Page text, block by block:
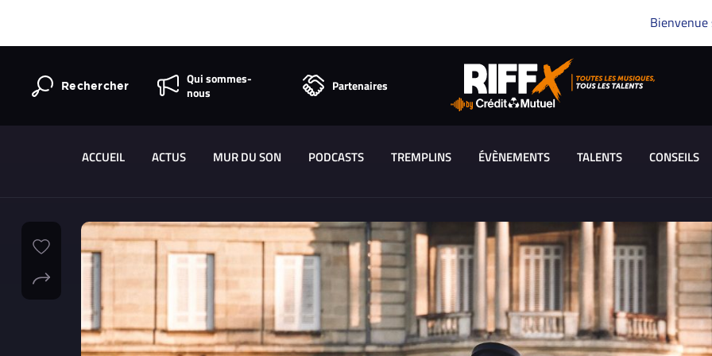
Bienvenue
Rechercher
Qui sommes-
nous
Partenaires
ACCUEIL ACTUS MUR DU SON PODCASTS TREMPLINS ÉVÈNEMENTS TALENTS CONSEILS